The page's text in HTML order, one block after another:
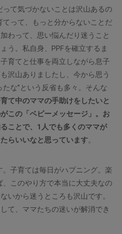
って気づかないことは沢山あるの
てって、もっと分からないことだ
わって、思い悩んだり迷うこと
う。私自身、PPFを確立するま
育てと仕事を両立しながら息子
沢山ありましたし、今から思う
な”という反省も多々。そんな
て中のママの手助けをしたいと
この「ベビーメッセージ」。お
ことで、1人でも多くのママが
らいいなと思っています。
。子育ては毎日がハプニング。楽
、このやり方で本当に大丈夫なの
いから迷うところも沢山です。
て、ママたちの迷いが解消でき